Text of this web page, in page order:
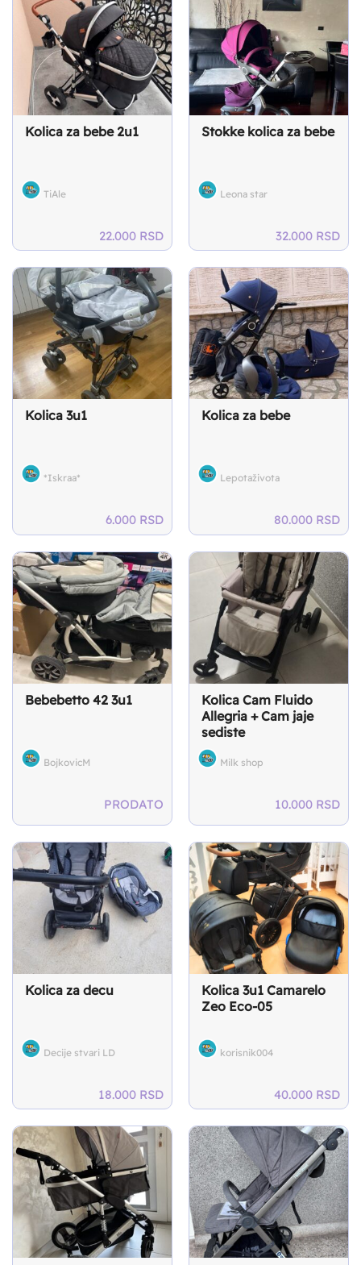
Kolica za bebe 2u1
TiAle
22.000 RSD
Stokke kolica za bebe
Leona star
32.000 RSD
Kolica 3u1
*Iskraa*
6.000 RSD
Kolica za bebe
Lepotaživota
80.000 RSD
Bebebetto 42 3u1
BojkovicM
PRODATO
Kolica Cam Fluido
Allegria + Cam jaje
sediste
Milk shop
10.000 RSD
Kolica za decu
Decije stvari LD
18.000 RSD
Kolica 3u1 Camarelo
Zeo Eco-05
korisnik004
40.000 RSD